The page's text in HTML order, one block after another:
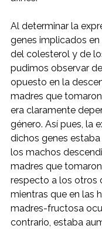
Al determinar la
genes implicados
del colesterol y de
pudimos observar
opuesto en la
madres que
era claramente
género. Así pues, la
dichos genes
los machos
madres que
respecto a los otros
mientras que en las
madres-fructosa
contrario, estaba